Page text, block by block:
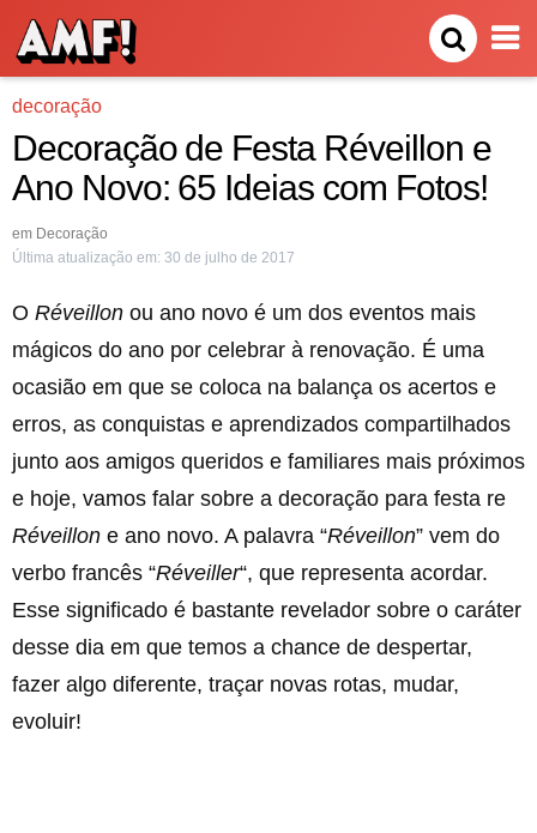
decoração
Decoração de Festa Réveillon e
Ano Novo: 65 Ideias com Fotos!
em Decoração
Última atualização em: 30 de julho de 2017
O Réveillon ou ano novo é um dos eventos mais
mágicos do ano por celebrar à renovação. É uma
ocasião em que se coloca na balança os acertos e
erros, as conquistas e aprendizados compartilhados
junto aos amigos queridos e familiares mais próximos
e hoje, vamos falar sobre a decoração para festa re
Réveillon e ano novo. A palavra “Réveillon” vem do
verbo francês “Réveiller“, que representa acordar.
Esse significado é bastante revelador sobre o caráter
desse dia em que temos a chance de despertar,
fazer algo diferente, traçar novas rotas, mudar,
evoluir!